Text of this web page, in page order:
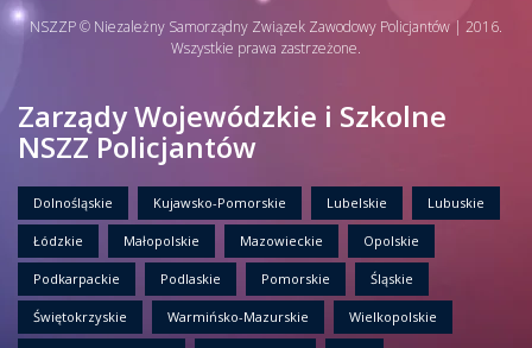
NSZZP © Niezależny Samorządny Związek Zawodowy Policjantów | 2016.
Wszystkie prawa zastrzeżone.
Zarządy Wojewódzkie i Szkolne
NSZZ Policjantów
Dolnośląskie Kujawsko-Pomorskie Lubelskie Lubuskie
Łódzkie Małopolskie Mazowieckie Opolskie
Podkarpackie Podlaskie Pomorskie Śląskie
Świętokrzyskie Warmińsko-Mazurskie Wielkopolskie